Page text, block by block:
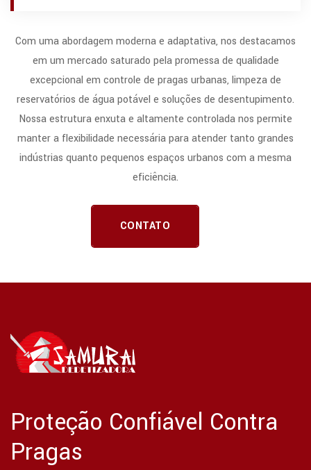
Com uma abordagem moderna e adaptativa, nos destacamos
em um mercado saturado pela promessa de qualidade
excepcional em controle de pragas urbanas, limpeza de
reservatórios de água potável e soluções de desentupimento.
Nossa estrutura enxuta e altamente controlada nos permite
manter a flexibilidade necessária para atender tanto grandes
indústrias quanto pequenos espaços urbanos com a mesma
eficiência.
CONTATO
Proteção Confiável Contra
Pragas